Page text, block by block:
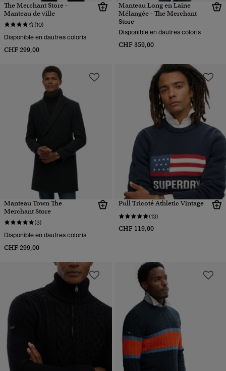
The Merchant Store -
Manteau de ville
(10)
Disponible en dautres coloris
CHF 299,00
Manteau Long en Laine
Mélangée - The Merchant
Store
Disponible en dautres coloris
CHF 359,00
Manteau Town The
Merchant Store
(3)
Disponible en dautres coloris
CHF 299,00
Pull Tricoté Athletic Vintage
(13)
CHF 119,00